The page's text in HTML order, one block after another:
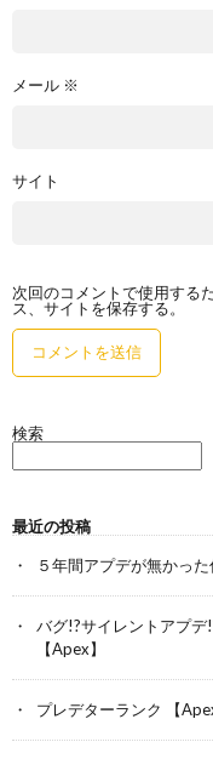
メール ※
サイト
次回のコメントで使用する
ス、サイトを保存する。
検索
最近の投稿
５年間アプデが無かっ
バグ!?サイレントアプ
【Apex】
プレデターランク 【